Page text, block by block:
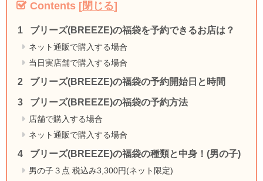
Contents [閉じる]
ブリーズ(BREEZE)の福袋を予約できるお店は？
ネット通販で購入する場合
当日実店舗で購入する場合
ブリーズ(BREEZE)の福袋の予約開始日と時間
ブリーズ(BREEZE)の福袋の予約方法
店舗で購入する場合
ネット通販で購入する場合
ブリーズ(BREEZE)の福袋の種類と中身！(男の子)
男の子３点 税込み3,300円(ネット限定)